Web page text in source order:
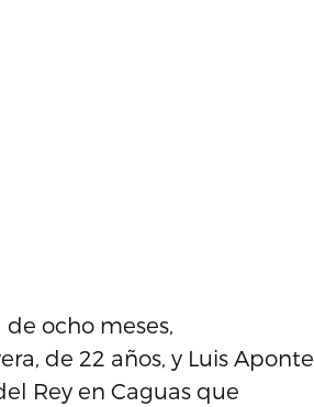
ocho meses,
de 22 años, y Luis Aponte
Rey en Caguas que